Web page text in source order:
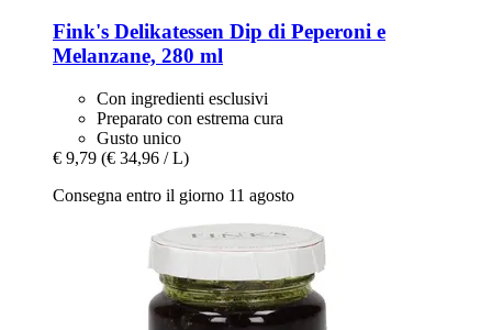
Fink's Delikatessen Dip di Peperoni e
Melanzane, 280 ml
Con ingredienti esclusivi
Preparato con estrema cura
Gusto unico
€ 9,79 (€ 34,96 / L)
Consegna entro il giorno 11 agosto